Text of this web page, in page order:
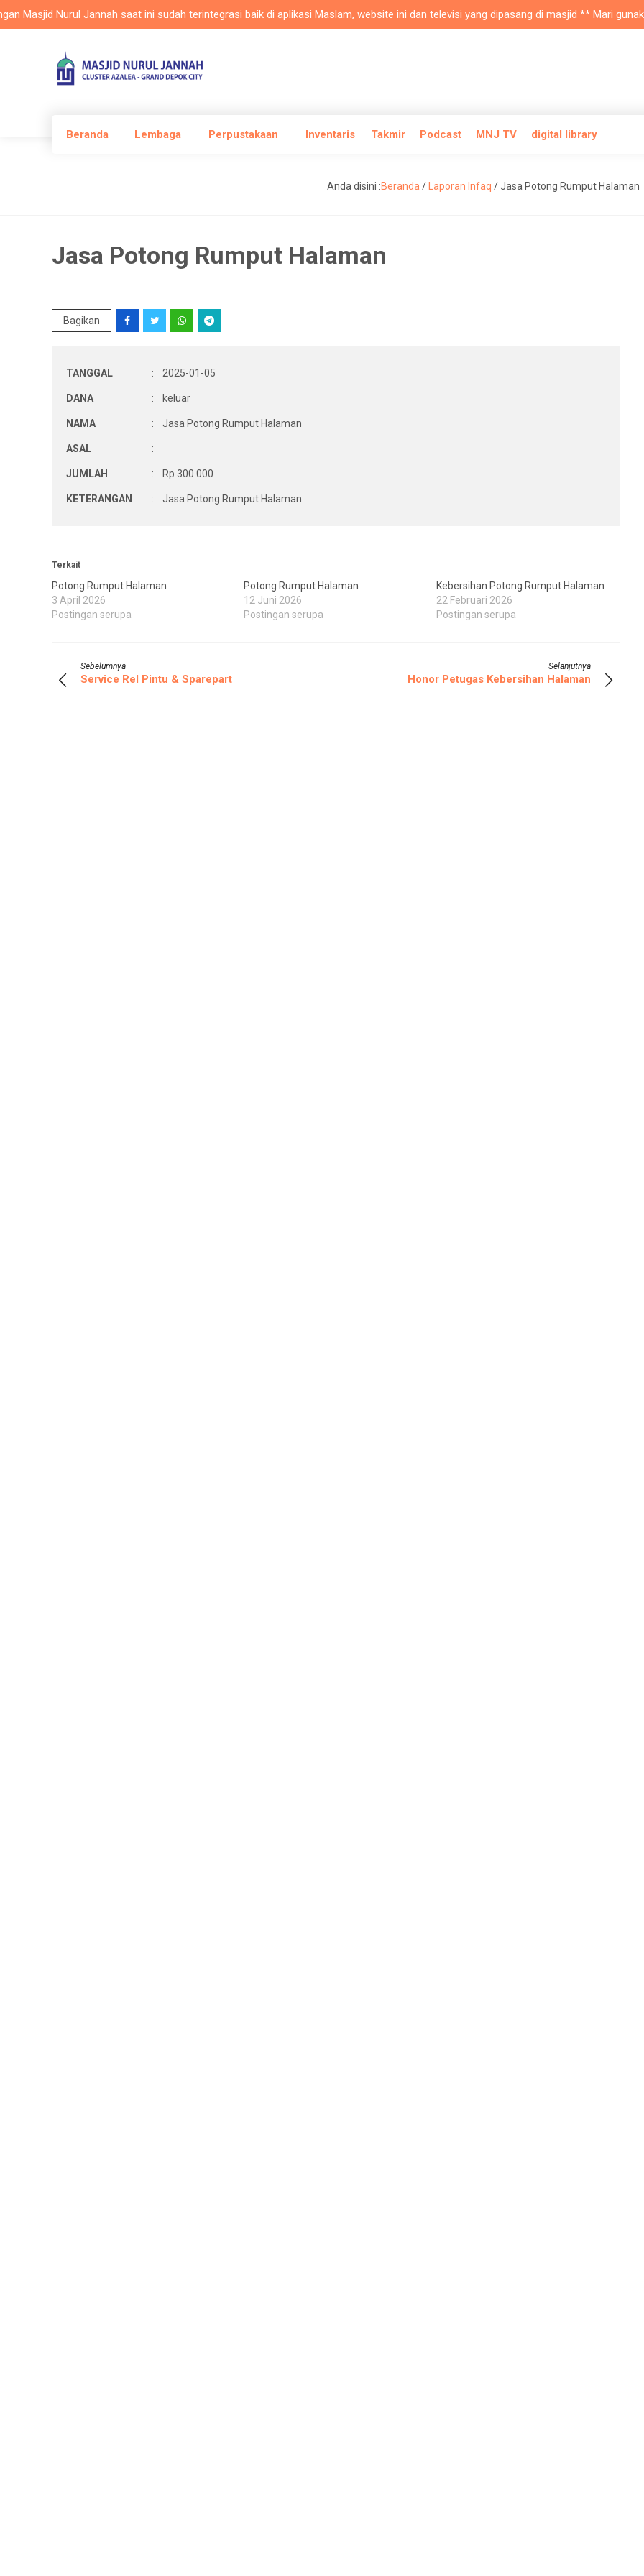
Nurul Jannah saat ini sudah terintegrasi baik di aplikasi Maslam, website ini dan televisi yang dipasang di masjid ** Mari
Beranda Lembaga Perpustakaan Inventaris Takmir Podcast MNJ TV digital library
Anda disini :Beranda / Laporan Infaq /Jasa Potong Rumput Halaman
Jasa Potong Rumput Halaman
Bagikan
TANGGAL : 2025-01-05
DANA : keluar
NAMA : Jasa Potong Rumput Halaman
ASAL :
JUMLAH : Rp 300.000
KETERANGAN : Jasa Potong Rumput Halaman
Terkait
Potong Rumput Halaman
3 April 2026
Postingan serupa
Potong Rumput Halaman
12 Juni 2026
Postingan serupa
Kebersihan Potong Rumput Halaman
22 Februari 2026
Postingan serupa
Sebelumnya
Service Rel Pintu & Sparepart
Selanjutnya
Honor Petugas Kebersihan Halaman